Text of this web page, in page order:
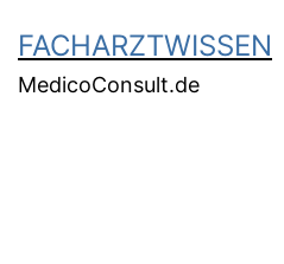
FACHARZTWISSEN
MedicoConsult.de